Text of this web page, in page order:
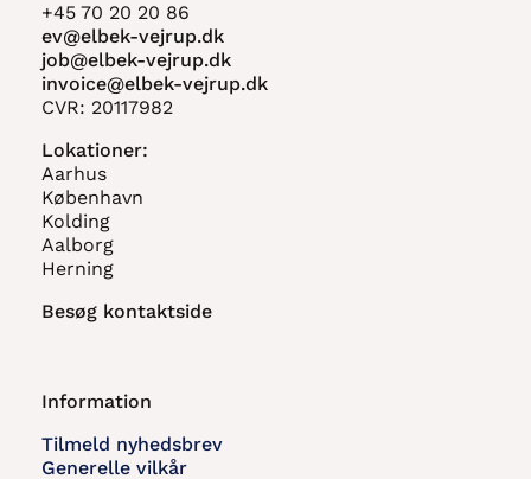
+45 70 20 20 86
ev@elbek-vejrup.dk
job@elbek-vejrup.dk
invoice@elbek-vejrup.dk
CVR: 20117982
Lokationer:
Aarhus
København
Kolding
Aalborg
Herning
Besøg kontaktside
Information
Tilmeld nyhedsbrev
Generelle vilkår